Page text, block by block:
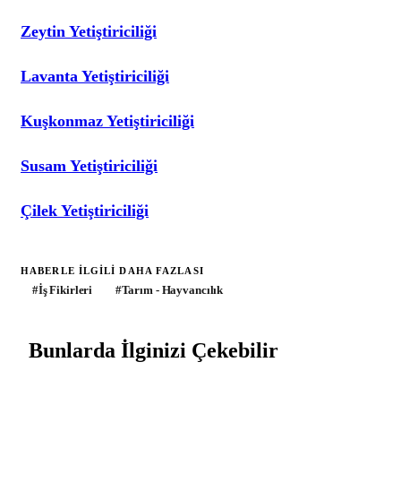
Zeytin Yetiştiriciliği
Lavanta Yetiştiriciliği
Kuşkonmaz Yetiştiriciliği
Susam Yetiştiriciliği
Çilek Yetiştiriciliği
HABERLE ILGILI DAHA FAZLASI
#İş Fikirleri #Tarım - Hayvancılık
Bunlarda İlginizi Çekebilir